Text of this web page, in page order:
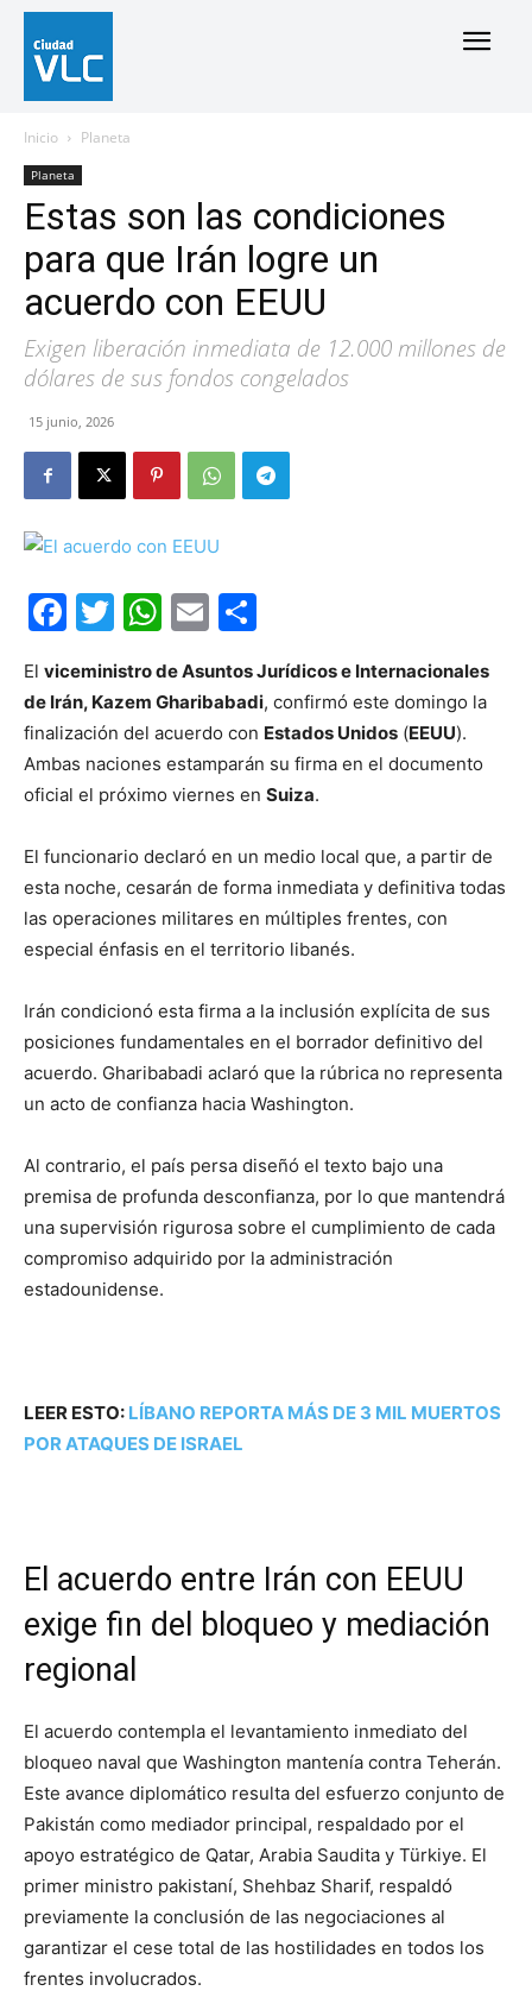
Inicio Planeta
Planeta
Estas son las condiciones
para que Irán logre un
acuerdo con EEUU
Exigen liberación inmediata de 12.000 millones de
dólares de sus fondos congelados
15 junio, 2026
Facebook
Twitter
WhatsApp
Email
El viceministro de Asuntos Jurídicos e Internacionales
de Irán, Kazem Gharibabadi, confirmó este domingo la
finalización del acuerdo con Estados Unidos (EEUU).
Ambas naciones estamparán su firma en el documento
oficial el próximo viernes en Suiza.
El funcionario declaró en un medio local que, a partir de
esta noche, cesarán de forma inmediata y definitiva todas
las operaciones militares en múltiples frentes, con
especial énfasis en el territorio libanés.
Irán condicionó esta firma a la inclusión explícita de sus
posiciones fundamentales en el borrador definitivo del
acuerdo. Gharibabadi aclaró que la rúbrica no representa
un acto de confianza hacia Washington.
Al contrario, el país persa diseñó el texto bajo una
premisa de profunda desconfianza, por lo que mantendrá
una supervisión rigurosa sobre el cumplimiento de cada
compromiso adquirido por la administración
estadounidense.
LEER ESTO: LÍBANO REPORTA MÁS DE 3 MIL MUERTOS
POR ATAQUES DE ISRAEL
El acuerdo entre Irán con EEUU
exige fin del bloqueo y mediación
regional
El acuerdo contempla el levantamiento inmediato del
bloqueo naval que Washington mantenía contra Teherán.
Este avance diplomático resulta del esfuerzo conjunto de
Pakistán como mediador principal, respaldado por el
apoyo estratégico de Qatar, Arabia Saudita y Türkiye. El
primer ministro pakistaní, Shehbaz Sharif, respaldó
previamente la conclusión de las negociaciones al
garantizar el cese total de las hostilidades en todos los
frentes involucrados.